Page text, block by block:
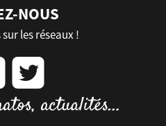
NOUS
les réseaux !